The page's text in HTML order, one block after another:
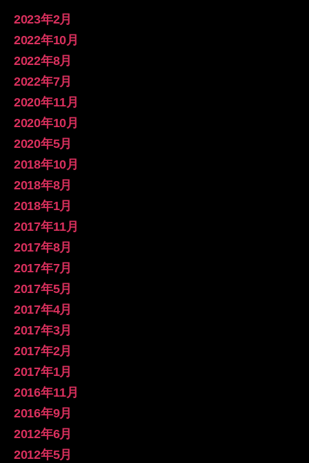
プ
ロ
フ
ー
を
で
示
ィ
ー
ル
を
Twitter
で
表
ィ
ー
ル
を
Instagram
で
表
ー
ル
示
2023年2月
2022年10月
2022年8月
2022年7月
2020年11月
2020年10月
2020年5月
2018年10月
2018年8月
2018年1月
2017年11月
2017年8月
2017年7月
2017年5月
2017年4月
2017年3月
2017年2月
2017年1月
2016年11月
2016年9月
2012年6月
2012年5月